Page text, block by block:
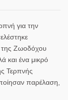
για την
Ζωοδόχου
και ένα μικρό
Τερπνής
παρέλαση,